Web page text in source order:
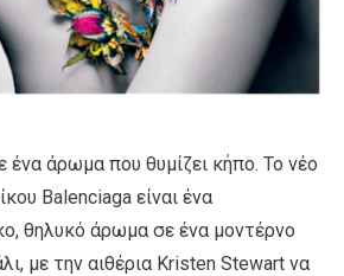
ένα άρωμα που θυμίζει κήπο. Το νέο
Balenciaga είναι ένα
θηλυκό άρωμα σε ένα μοντέρνο
με την αιθέρια Kristen Stewart να